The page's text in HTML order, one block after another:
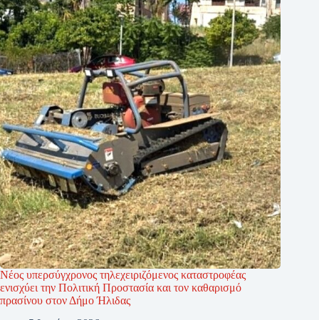
Νέος υπερσύγχρονος τηλεχειριζόμενος καταστροφέας
ενισχύει την Πολιτική Προστασία και τον καθαρισμό
πρασίνου στον Δήμο Ήλιδας